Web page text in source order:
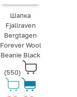
Шапка
Fjallraven
Bergtagen
Forever Wool
Beanie Black
(550)